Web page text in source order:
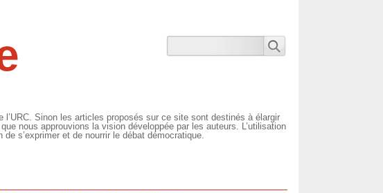
Sinon les articles proposés sur ce site sont destinés à élargir
nous approuvions la vision développée par les auteurs. L’utilisation
s’exprimer et de nourrir le débat démocratique.